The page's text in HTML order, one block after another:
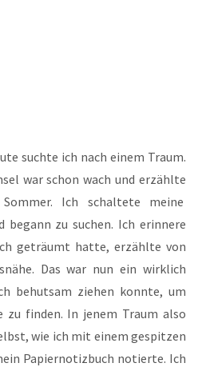
such­te ich nach einem Traum.
war schon wach und erzähl­te
Ich schal­te­te mei­ne
begann zu suchen. Ich erin­ne­re
geträumt hat­te, erzähl­te von
Das war nun ein wirk­lich
behut­sam zie­hen konn­te, um
zu fin­den. In jenem Traum also
wie ich mit einem gespit­zen
Papier­no­tiz­buch notier­te. Ich